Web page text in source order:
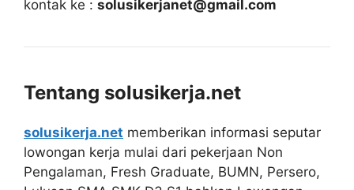
kontak ke : solusikerjanet@gmail.com
Tentang solusikerja.net
solusikerja.net memberikan informasi seputar
lowongan kerja mulai dari pekerjaan Non
Pengalaman, Fresh Graduate, BUMN, Persero,